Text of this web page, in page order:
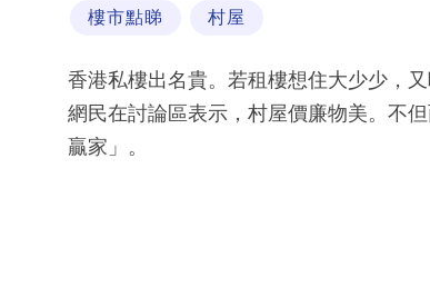
樓市點睇 村屋
香港私樓出名貴。若租樓想住大少少，
網民在討論區表示，村屋價廉物美。不
贏家」。